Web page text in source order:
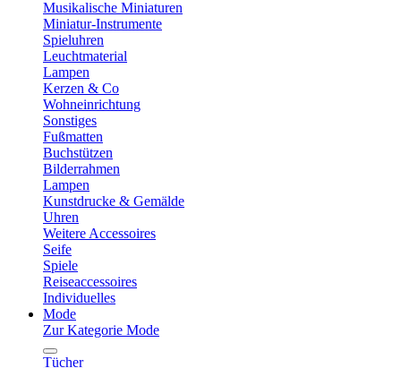
Musikalische Miniaturen
Miniatur-Instrumente
Spieluhren
Leuchtmaterial
Lampen
Kerzen & Co
Wohneinrichtung
Sonstiges
Fußmatten
Buchstützen
Bilderrahmen
Lampen
Kunstdrucke & Gemälde
Uhren
Weitere Accessoires
Seife
Spiele
Reiseaccessoires
Individuelles
Mode
Zur Kategorie Mode
Tücher